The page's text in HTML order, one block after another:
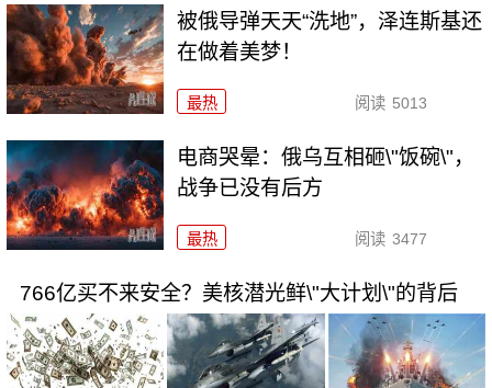
被俄导弹天天“洗地”，泽连斯基还
在做着美梦！
最热 阅读 5013
电商哭晕：俄乌互相砸\"饭碗\"，
战争已没有后方
最热 阅读 3477
766亿买不来安全？美核潜光鲜\"大计划\"的背后